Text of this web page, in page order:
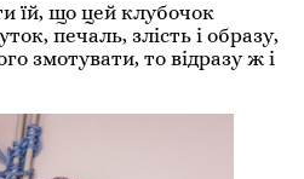
їй, що цей клубочок
печаль, злість і образу,
змотувати, то відразу ж і